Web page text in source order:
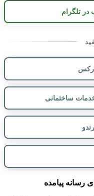
در تلگرام
ساختمانی
رسانه پیامده